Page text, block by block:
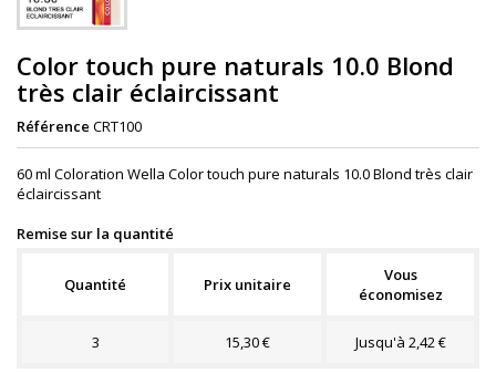
Color touch pure naturals 10.0 Blond
très clair éclaircissant
Référence CRT100
60 ml Coloration Wella Color touch pure naturals 10.0 Blond très clair
éclaircissant
Remise sur la quantité
Quantité Prix unitaire
Vous
économisez
3 15,30 € Jusqu'à 2,42 €